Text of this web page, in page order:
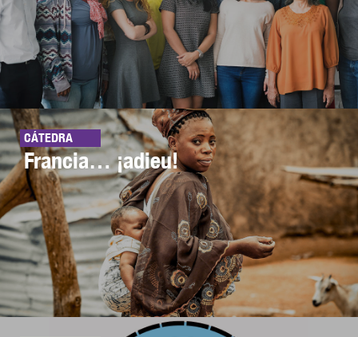
CÁTEDRA
Francia… ¡adieu!